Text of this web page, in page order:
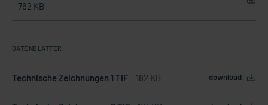
762 KB
DATENBLÄTTER
Technische Zeichnungen 1 TIF 182 KB download